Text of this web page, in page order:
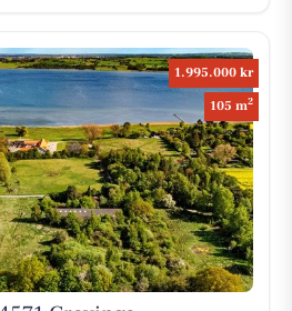
1.995.000 kr
105 m2